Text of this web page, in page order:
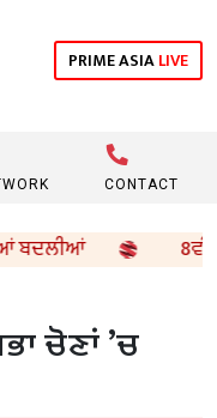
PRIME ASIALIVE
CONTACT
8ਵੀਂ ਦੇ
ਚੋਣਾਂ ’ਚ